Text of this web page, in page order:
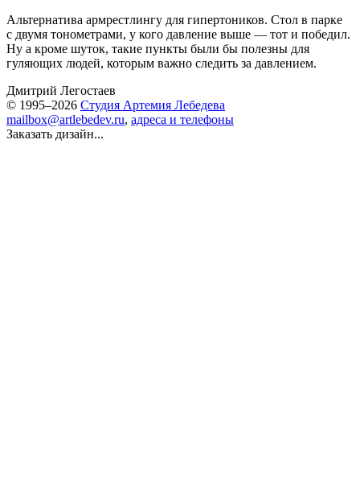
Альтернатива армрестлингу для гипертоников. Стол в парке
с двумя тонометрами, у кого давление выше — тот и победил.
Ну а кроме шуток, такие пункты были бы полезны для
гуляющих людей, которым важно следить за давлением.
Дмитрий Легостаев
© 1995–2026 Студия Артемия Лебедева
mailbox@artlebedev.ru, адреса и телефоны
Заказать дизайн...